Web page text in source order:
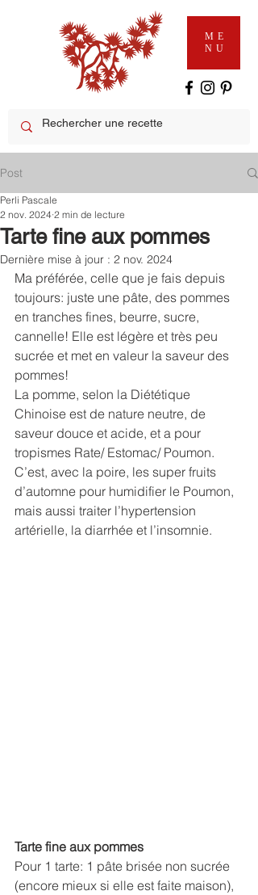
ME
NU
Post
Tarte fine aux pommes
Perli Pascale
2 nov. 2024 2 min de lecture
Dernière mise à jour : 2 nov. 2024
Ma préférée, celle que je fais depuis
toujours: juste une pâte, des pommes
en tranches fines, beurre, sucre,
cannelle! Elle est légère et très peu
sucrée et met en valeur la saveur des
pommes!
La pomme, selon la Diététique
Chinoise est de nature neutre, de
saveur douce et acide, et a pour
tropismes Rate/ Estomac/ Poumon.
C’est, avec la poire, les super fruits
d’automne pour humidifier le Poumon,
mais aussi traiter l’hypertension
artérielle, la diarrhée et l’insomnie.
Tarte fine aux pommes
Pour 1 tarte: 1 pâte brisée non sucrée
(encore mieux si elle est faite maison),